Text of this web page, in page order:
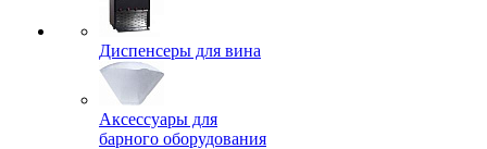
Диспенсеры для вина
Аксессуары для
барного оборудования